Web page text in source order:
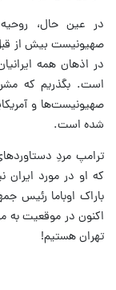
در عین حال، روحیه
صهیونیست بیش از
در اذهان همه
است. بگذریم که
صهیونیست‌ها و
شده است.
ترامپ مردِ
که او در مورد ایران
باراک اوباما رئیس
اکنون در موقعیت به
تهران هستیم!